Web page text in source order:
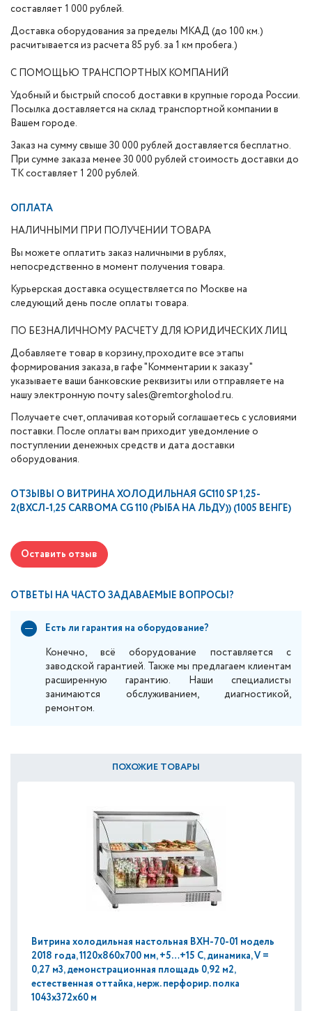
составляет 1 000 рублей.
Доставка оборудования за пределы МКАД (до 100 км.)
расчитывается из расчета 85 руб. за 1 км пробега.)
С ПОМОЩЬЮ ТРАНСПОРТНЫХ КОМПАНИЙ
Удобный и быстрый способ доставки в крупные города России.
Посылка доставляется на склад транспортной компании в
Вашем городе.
Заказ на сумму свыше 30 000 рублей доставляется бесплатно.
При сумме заказа менее 30 000 рублей стоимость доставки до
ТК составляет 1 200 рублей.
ОПЛАТА
НАЛИЧНЫМИ ПРИ ПОЛУЧЕНИИ ТОВАРА
Вы можете оплатить заказ наличными в рублях,
непосредственно в момент получения товара.
Курьерская доставка осуществляется по Москве на
следующий день после оплаты товара.
ПО БЕЗНАЛИЧНОМУ РАСЧЕТУ ДЛЯ ЮРИДИЧЕСКИХ ЛИЦ
Добавляете товар в корзину, проходите все этапы
формирования заказа, в гафе "Комментарии к заказу"
указываете ваши банковские реквизиты или отправляете на
нашу электронную почту sales@remtorgholod.ru.
Получаете счет, оплачивая который соглашаетесь с условиями
поставки. После оплаты вам приходит уведомление о
поступлении денежных средств и дата доставки
оборудования.
ОТЗЫВЫ О ВИТРИНА ХОЛОДИЛЬНАЯ GC110 SP 1,25-
2(ВХСЛ-1,25 CARBOMA CG 110 (РЫБА НА ЛЬДУ)) (1005 ВЕНГЕ)
Оставить отзыв
ОТВЕТЫ НА ЧАСТО ЗАДАВАЕМЫЕ ВОПРОСЫ?
Есть ли гарантия на оборудование?
Конечно, всё оборудование поставляется с
заводской гарантией. Также мы предлагаем клиентам
расширенную гарантию. Наши специалисты
занимаются обслуживанием, диагностикой,
ремонтом.
ПОХОЖИЕ ТОВАРЫ
Витрина холодильная настольная ВХН-70-01 модель
2018 года, 1120х860х700 мм, +5…+15 С, динамика, V =
0,27 м3, демонстрационная площадь 0,92 м2,
естественная оттайка, нерж. перфорир. полка
1043х372х60 м